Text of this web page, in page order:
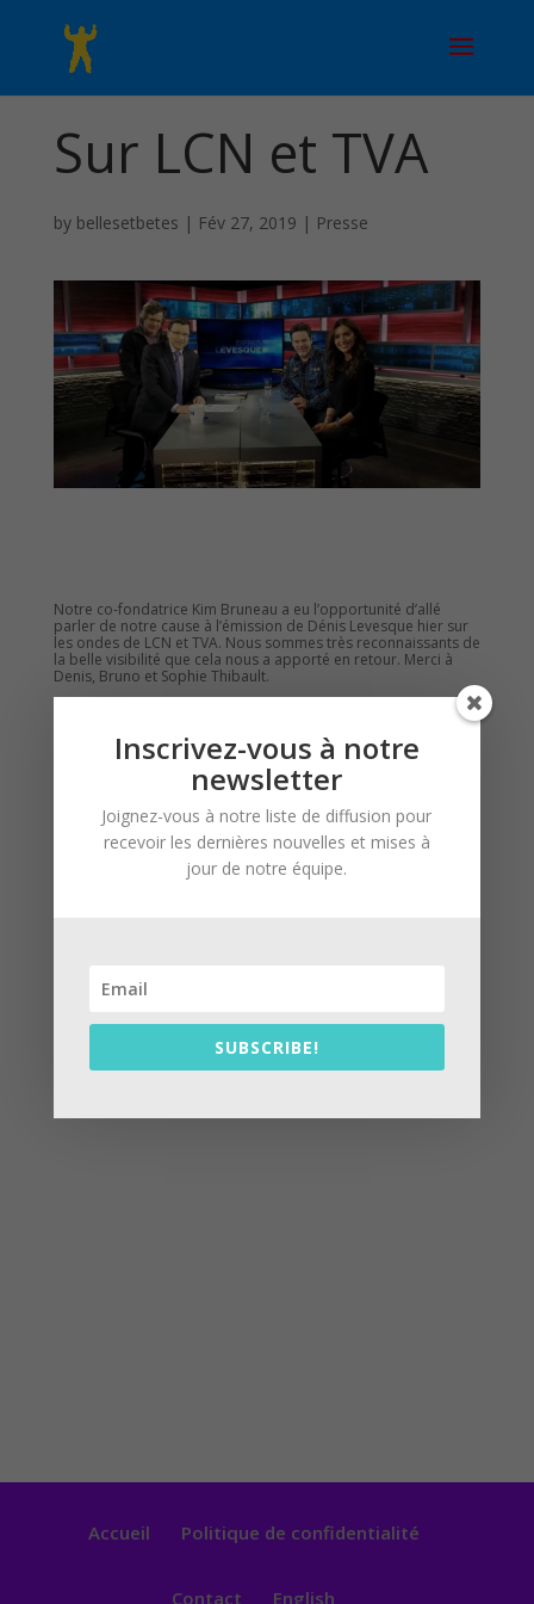
Sur LCN et TVA
by bellesetbetes | Fév 27, 2019 | Presse
Notre co-fondatrice Kim Bruneau a eu l’opportunité d’allé
parler de notre cause à l’émission de Dénis Levesque hier sur
les ondes de LCN et TVA. Nous sommes très reconnaissants de
la belle visibilité que cela nous a apporté en retour. Merci à
Denis, Bruno et Sophie Thibault.
Accueil Politique de confidentialité
Contact English
Inscrivez-vous à notre
newsletter
Joignez-vous à notre liste de diffusion pour
recevoir les dernières nouvelles et mises à
jour de notre équipe.
SUBSCRIBE!